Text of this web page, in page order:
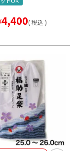
4,400 税込